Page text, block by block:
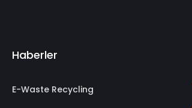
Haberler
E-Waste Recycling